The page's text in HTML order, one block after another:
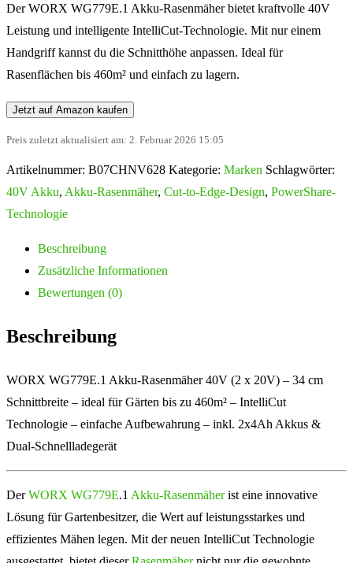
war:
249,99 €
ist:
172,20 €.
Der WORX WG779E.1 Akku-Rasenmäher bietet kraftvolle 40V
Leistung und intelligente IntelliCut-Technologie. Mit nur einem
Handgriff kannst du die Schnitthöhe anpassen. Ideal für
Rasenflächen bis 460m² und einfach zu lagern.
Jetzt auf Amazon kaufen
Preis zuletzt aktualisiert am: 2. Februar 2026 15:05
Artikelnummer: B07CHNV628 Kategorie: Marken Schlagwörter:
40V Akku, Akku-Rasenmäher, Cut-to-Edge-Design, PowerShare-
Technologie
Beschreibung
Zusätzliche Informationen
Bewertungen (0)
Beschreibung
WORX WG779E.1 Akku-Rasenmäher 40V (2 x 20V) – 34 cm
Schnittbreite – ideal für Gärten bis zu 460m² – IntelliCut
Technologie – einfache Aufbewahrung – inkl. 2x4Ah Akkus &
Dual-Schnellladegerät
DerWORX WG779E.1 Akku-Rasenmäherist eine innovative
Lösung für Gartenbesitzer, die Wert auf leistungsstarkes und
effizientes Mähen legen. Mit der neuen IntelliCut Technologie